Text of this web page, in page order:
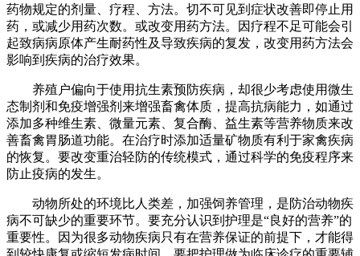
药物规定的剂量、疗程、方法。切不可见到症状改善即停止用
药，或减少用药次数。或改变用药方法。因疗程不足可能会引
起致病病原体产生耐药性及导致疾病的复发，改变用药方法会
影响到疾病的治疗效果。
养殖户偏向于使用抗生素预防疾病，却很少考虑使用微生
态制剂和免疫增强剂来增强畜禽体质，提高抗病能力，如通过
添加多种维生素、微量元素、复合酶、益生素等营养物质来改
善畜禽胃肠道功能。在治疗时添加适量矿物质有利于家禽疾病
的恢复。要改变重治轻防的传统模式，通过科学的免疫程序来
防止疫病的发生。
动物所处的环境比人类差，加强饲养管理，是防治动物疾
病不可缺少的重要环节。要充分认识到护理是“良好的营养”的
重要性。因为很多动物疾病只有在营养保证的前提下，才能得